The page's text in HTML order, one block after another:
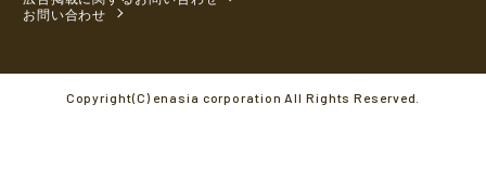
お問い合わせ
Copyright(C) enasia corporation All Rights Reserved.